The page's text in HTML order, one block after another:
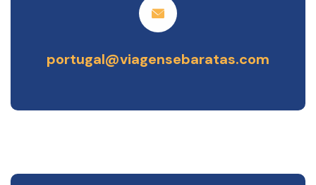
portugal@viagensebaratas.com